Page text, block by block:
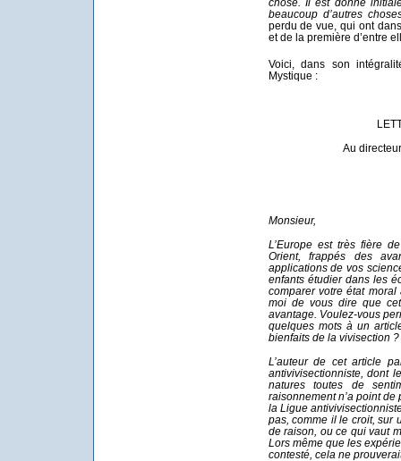
beaucoup d’autres
perdu de vue, qui ont
et de la première d’entre
Voici, dans son
Mystique :
Au
Monsieur,
L’Europe est très fière
Orient, frappés des
applications de vos
enfants étudier dans les
comparer votre état
moi de vous dire que
avantage. Voulez-vous
quelques mots à un
bienfaits de la vivisection ?
L’auteur de cet article
antivivisectionniste, dont
natures toutes de
raisonnement n’a point de
la Ligue
pas, comme il le croit, sur
de raison, ou ce qui vaut
Lors même que les
contesté, cela ne